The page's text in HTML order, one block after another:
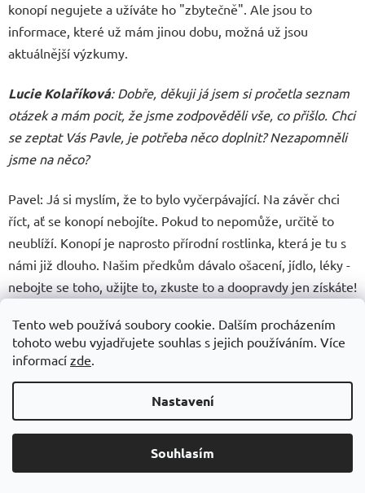
Tento web používá soubory cookie. Dalším procházením
tohoto webu vyjadřujete souhlas s jejich používáním. Více
informací zde.
Nastavení
Souhlasím
konopí negujete a užíváte ho "zbytečně". Ale jsou to
informace, které už mám jinou dobu, možná už jsou
aktuálnější výzkumy.
Lucie Kolaříková: Dobře, děkuji já jsem si pročetla seznam
otázek a mám pocit, že jsme zodpověděli vše, co přišlo. Chci
se zeptat Vás Pavle, je potřeba něco doplnit? Nezapomněli
jsme na něco?
Pavel: Já si myslím, že to bylo vyčerpávající. Na závěr chci
říct, ať se konopí nebojíte. Pokud to nepomůže, určitě to
neublíží. Konopí je naprosto přírodní rostlinka, která je tu s
námi již dlouho. Našim předkům dávalo ošacení, jídlo, léky -
nebojte se toho, užijte to, zkuste to a doopravdy jen získáte!
Takže vás zvu k rozhovoru, kde se hodně dozvíte o zázraku
konopí.
Ať vám slouží